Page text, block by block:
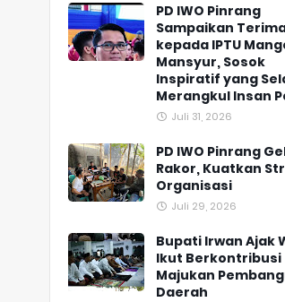
PD IWO Pinrang
Sampaikan
kepada IPTU
Mansyur, Sosok
Inspiratif yang
Merangkul Insan
Juli 31, 2026
PD IWO Pinrang
Rakor, Kuatkan
Organisasi
Juli 29, 2026
Bupati Irwan Ajak
Ikut Berkontribusi
Majukan
Daerah